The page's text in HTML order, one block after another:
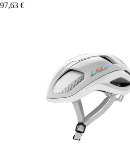
97,63 €